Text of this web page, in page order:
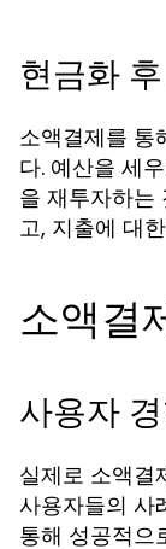
현금화
소액결제를 통
다. 예산을 세
을 재투자하는
고, 지출에 대
소액결
사용자
실제로 소액결
사용자들의 사
통해 성공적으